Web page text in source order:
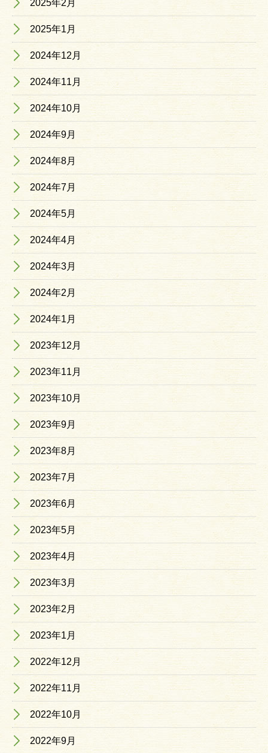
2025年2月
2025年1月
2024年12月
2024年11月
2024年10月
2024年9月
2024年8月
2024年7月
2024年5月
2024年4月
2024年3月
2024年2月
2024年1月
2023年12月
2023年11月
2023年10月
2023年9月
2023年8月
2023年7月
2023年6月
2023年5月
2023年4月
2023年3月
2023年2月
2023年1月
2022年12月
2022年11月
2022年10月
2022年9月